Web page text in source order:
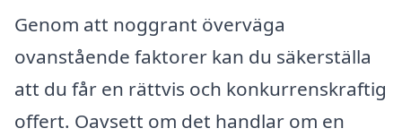
Genom att noggrant överväga
ovanstående faktorer kan du säkerställa
att du får en rättvis och konkurrenskraftig
offert. Oavsett om det handlar om en